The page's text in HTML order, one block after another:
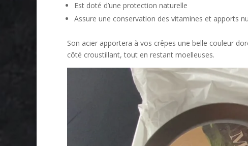
Est doté d’une protection naturelle
Assure une conservation des vitamines et apports
Son acier apportera à vos crêpes une belle couleur
côté croustillant, tout en restant moelleuses.